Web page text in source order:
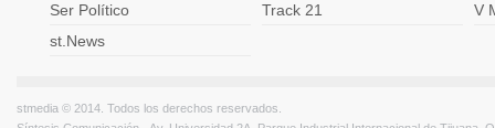
Ser Político
Track 21
V
st.News
stmedia © 2014. Todos los derechos reservados.